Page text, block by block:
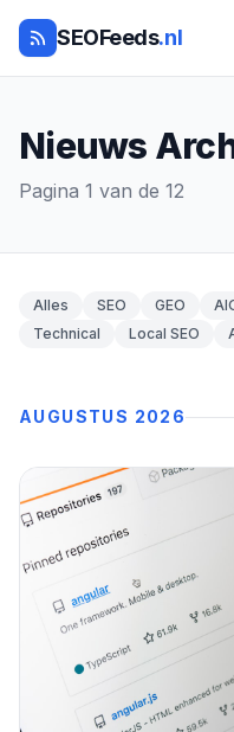
SEOFeeds.nl
Nieuws
Pagina 1 van de 12
Alles SEO GEO
Technical
Local SEO
AUGUSTUS 2026